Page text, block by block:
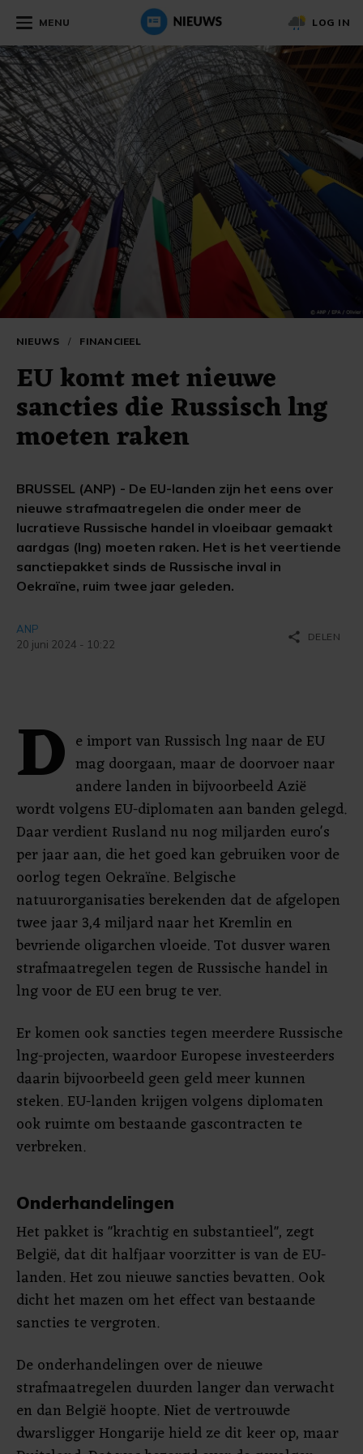
MENU LOG IN
NIEUWS / FINANCIEEL
EU komt met nieuwe
sancties die Russisch lng
moeten raken
BRUSSEL (ANP) - De EU-landen zijn het eens over
nieuwe strafmaatregelen die onder meer de
lucratieve Russische handel in vloeibaar gemaakt
aardgas (lng) moeten raken. Het is het veertiende
sanctiepakket sinds de Russische inval in
Oekraïne, ruim twee jaar geleden.
ANP
20 juni 2024 - 10:22
share DELEN
D e import van Russisch lng naar de EU
mag doorgaan, maar de doorvoer naar
andere landen in bijvoorbeeld Azië
wordt volgens EU-diplomaten aan banden gelegd.
Daar verdient Rusland nu nog miljarden euro's
per jaar aan, die het goed kan gebruiken voor de
oorlog tegen Oekraïne. Belgische
natuurorganisaties berekenden dat de afgelopen
twee jaar 3,4 miljard naar het Kremlin en
bevriende oligarchen vloeide. Tot dusver waren
strafmaatregelen tegen de Russische handel in
lng voor de EU een brug te ver.
Er komen ook sancties tegen meerdere Russische
lng-projecten, waardoor Europese investeerders
daarin bijvoorbeeld geen geld meer kunnen
steken. EU-landen krijgen volgens diplomaten
ook ruimte om bestaande gascontracten te
verbreken.
Onderhandelingen
Het pakket is "krachtig en substantieel", zegt
België, dat dit halfjaar voorzitter is van de EU-
landen. Het zou nieuwe sancties bevatten. Ook
dicht het mazen om het effect van bestaande
sancties te vergroten.
De onderhandelingen over de nieuwe
strafmaatregelen duurden langer dan verwacht
en dan België hoopte. Niet de vertrouwde
dwarsligger Hongarije hield ze dit keer op, maar